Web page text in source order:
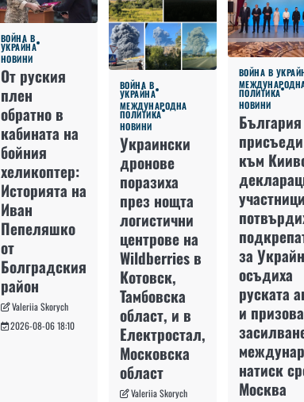
ВОЙНА В
УКРАЙНА
НОВИНИ
От руския
плен
обратно в
кабината на
бойния
хеликоптер:
Историята на
Иван
Пепеляшко
от
Болградския
район
Valeriia Skorych
2026-08-06 18:10
ВОЙНА В
УКРАЙНА
МЕЖДУНАРОДНА
ПОЛИТИКА
НОВИНИ
Украински
дронове
поразиха
през нощта
логистични
центрове на
Wildberries в
Котовск,
Тамбовска
област, и в
Електростал,
Московска
област
Valeriia Skorych
ВОЙНА В
ПОЛИТИКА
НОВИНИ
към
за
осъдиха
руската
и
натиск
Москва